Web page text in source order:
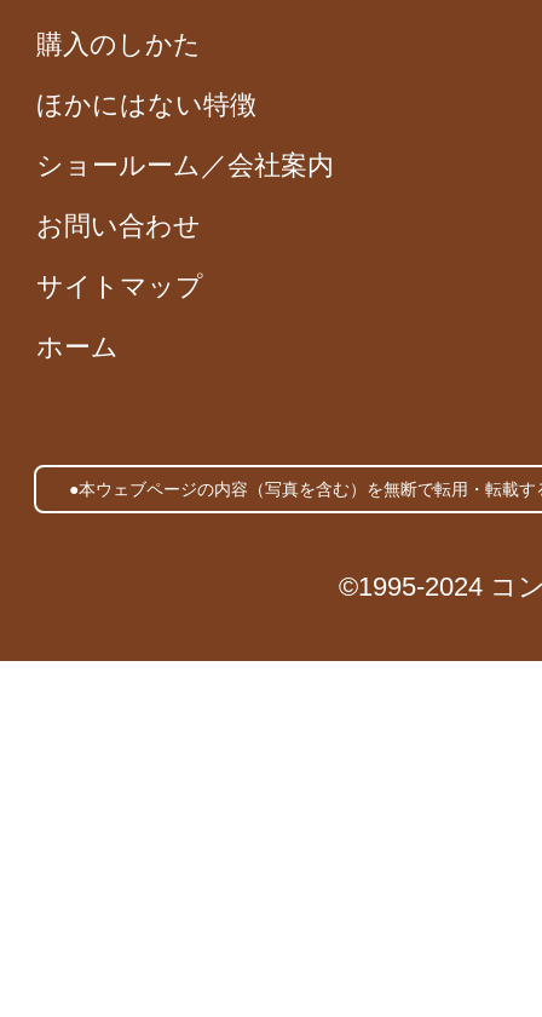
購入のしかた
ほかにはない特徴
ショールーム／会社案内
お問い合わせ
サイトマップ
ホーム
●本ウェブページの内容（写真を含む）を無断で転用・転載
©1995-2024 コ